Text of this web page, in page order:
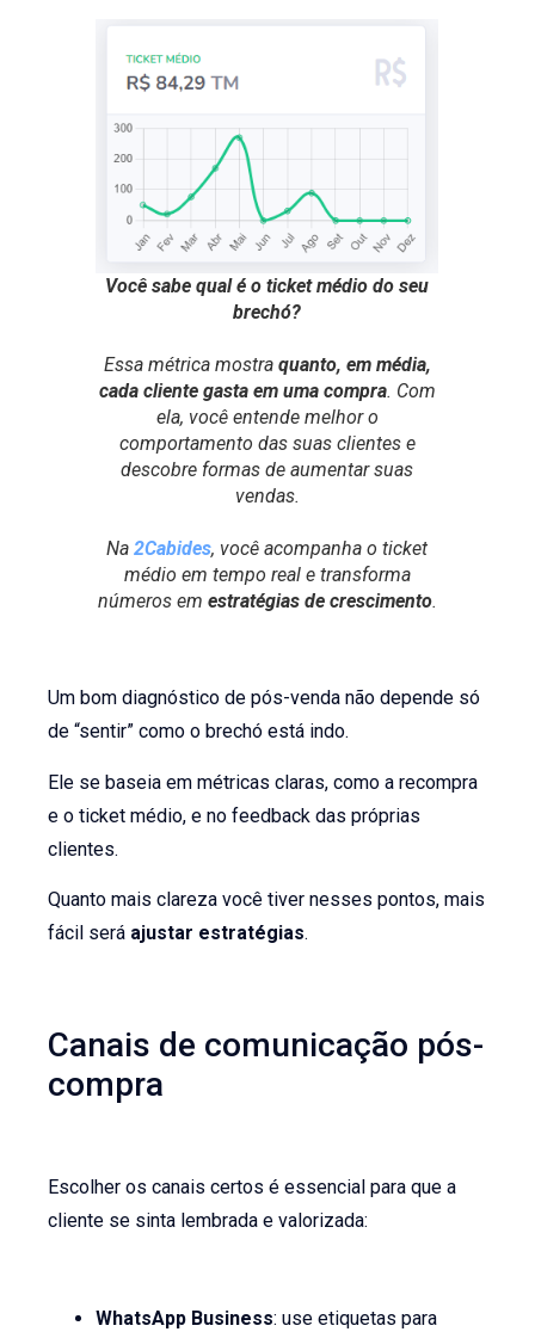
Você sabe qual é o ticket médio do seu
brechó?
Essa métrica mostra quanto, em média,
cada cliente gasta em uma compra. Com
ela, você entende melhor o
comportamento das suas clientes e
descobre formas de aumentar suas
vendas.
Na2Cabides, você acompanha o ticket
médio em tempo real e transforma
números em estratégias de crescimento.
Um bom diagnóstico de pós-venda não depende só
de “sentir” como o brechó está indo.
Ele se baseia em métricas claras, como a recompra
e o ticket médio, e no feedback das próprias
clientes.
Quanto mais clareza você tiver nesses pontos, mais
fácil será ajustar estratégias.
Canais de comunicação pós-
compra
Escolher os canais certos é essencial para que a
cliente se sinta lembrada e valorizada:
WhatsApp Business: use etiquetas para